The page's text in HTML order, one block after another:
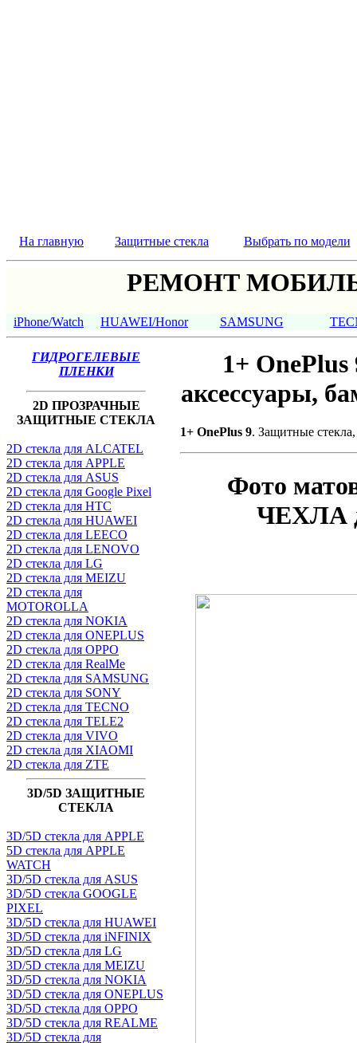
На главную Защитные стекла Выбрать по модели
РЕМОНТ
iPhone/Watch HUAWEI/Honor SAMSUNG
ГИДРОГЕЛЕВЫЕ
ПЛЕНКИ
2D ПРОЗРАЧНЫЕ
ЗАЩИТНЫЕ СТЕКЛА
2D стекла для ALCATEL
2D стекла для APPLE
2D стекла для ASUS
2D стекла для Google Pixel
2D стекла для HTC
2D стекла для HUAWEI
2D стекла для LEECO
2D стекла для LENOVO
2D стекла для LG
2D стекла для MEIZU
2D стекла для
MOTOROLLA
2D стекла для NOKIA
2D стекла для ONEPLUS
2D стекла для OPPO
2D стекла для RealMe
2D стекла для SAMSUNG
2D стекла для SONY
2D стекла для TECNO
2D стекла для TELE2
2D стекла для VIVO
2D стекла для XIAOMI
2D стекла для ZTE
3D/5D ЗАЩИТНЫЕ
СТЕКЛА
3D/5D стекла для APPLE
5D стекла для APPLE
WATCH
3D/5D стекла для ASUS
3D/5D стекла GOOGLE
PIXEL
3D/5D стекла для HUAWEI
3D/5D стекла для iNFINIX
3D/5D стекла для LG
3D/5D стекла для MEIZU
3D/5D стекла для NOKIA
3D/5D стекла для ONEPLUS
3D/5D стекла для OPPO
3D/5D стекла для REALME
3D/5D стекла для
1+
аксессуары,
1+ OnePlus 9. Защитные
Фото
ЧЕХЛА